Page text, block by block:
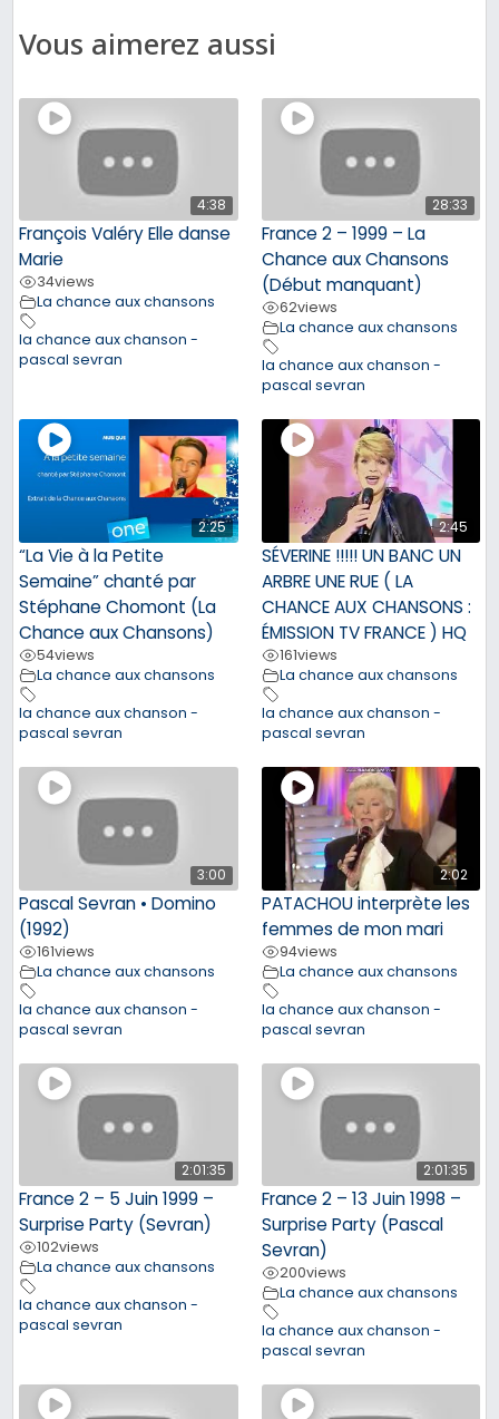
Vous aimerez aussi
4:38
François Valéry Elle danse
Marie
34views
La chance aux chansons
la chance aux chanson -
pascal sevran
28:33
France 2 – 1999 – La
Chance aux Chansons
(Début manquant)
62views
La chance aux chansons
la chance aux chanson -
pascal sevran
2:25
“La Vie à la Petite
Semaine” chanté par
Stéphane Chomont (La
Chance aux Chansons)
54views
La chance aux chansons
la chance aux chanson -
pascal sevran
2:45
SÉVERINE !!!!! UN BANC UN
ARBRE UNE RUE ( LA
CHANCE AUX CHANSONS :
ÉMISSION TV FRANCE ) HQ
161views
La chance aux chansons
la chance aux chanson -
pascal sevran
3:00
Pascal Sevran • Domino
(1992)
161views
La chance aux chansons
la chance aux chanson -
pascal sevran
2:02
PATACHOU interprète les
femmes de mon mari
94views
La chance aux chansons
la chance aux chanson -
pascal sevran
2:01:35
France 2 – 5 Juin 1999 –
Surprise Party (Sevran)
102views
La chance aux chansons
la chance aux chanson -
pascal sevran
2:01:35
France 2 – 13 Juin 1998 –
Surprise Party (Pascal
Sevran)
200views
La chance aux chansons
la chance aux chanson -
pascal sevran